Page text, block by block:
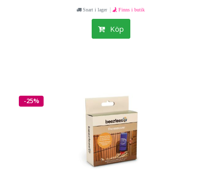
Snart i lager | Finns i butik
Köp
-25%